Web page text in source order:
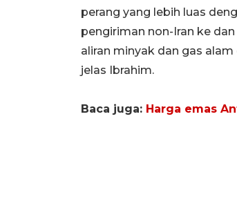
perang yang lebih luas
pengiriman non-Iran ke
aliran minyak dan gas
jelas Ibrahim.
Baca juga: Harga emas